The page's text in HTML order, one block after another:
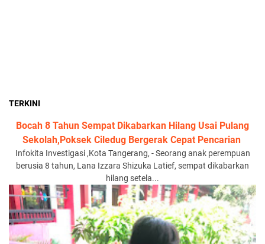
TERKINI
‎Bocah 8 Tahun Sempat Dikabarkan Hilang Usai Pulang
Sekolah,Poksek Ciledug Bergerak Cepat Pencarian ‎
‎Infokita Investigasi ,Kota Tangerang, - Seorang anak perempuan
berusia 8 tahun, Lana Izzara Shizuka Latief, sempat dikabarkan
hilang setela...